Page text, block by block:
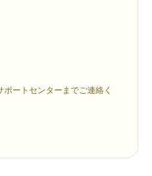
ートセンターまでご連絡く